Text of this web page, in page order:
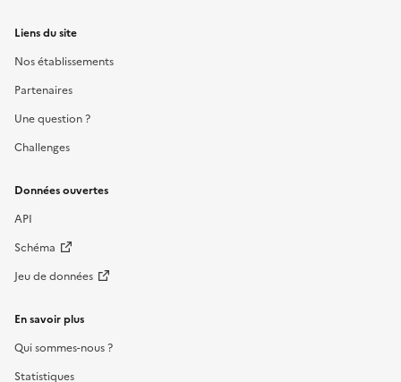
Liens du site
Nos établissements
Partenaires
Une question ?
Challenges
Données ouvertes
API
Schéma
Jeu de données
En savoir plus
Qui sommes-nous ?
Statistiques